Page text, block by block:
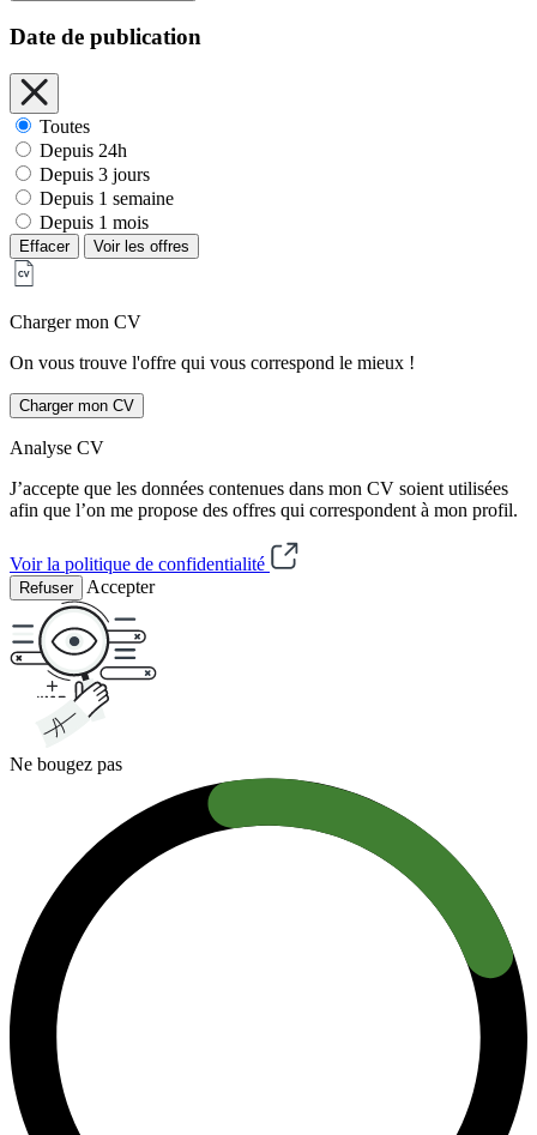
Date de publication
Toutes
Depuis 24h
Depuis 3 jours
Depuis 1 semaine
Depuis 1 mois
Effacer Voir les offres
Charger mon CV
On vous trouve l'offre qui vous correspond le mieux !
Charger mon CV
Analyse CV
J’accepte que les données contenues dans mon CV soient utilisées
afin que l’on me propose des offres qui correspondent à mon profil.
Voir la politique de confidentialité
Refuser Accepter
Ne bougez pas